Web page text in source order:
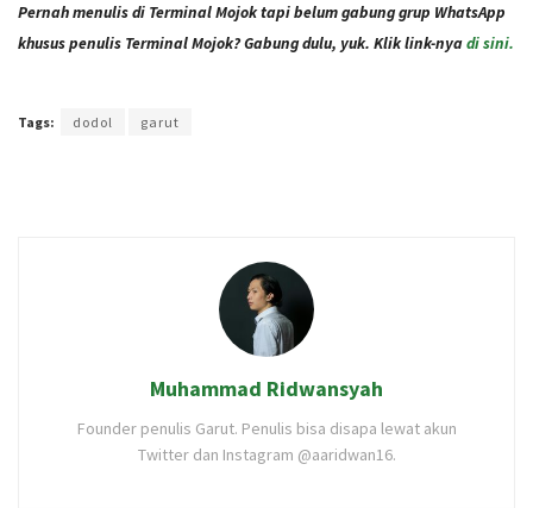
Pernah menulis di Terminal Mojok tapi belum gabung grup WhatsApp
khusus penulis Terminal Mojok? Gabung dulu, yuk. Klik link-nyadi sini.
Tags: dodol garut
Muhammad Ridwansyah
Founder penulis Garut. Penulis bisa disapa lewat akun
Twitter dan Instagram @aaridwan16.